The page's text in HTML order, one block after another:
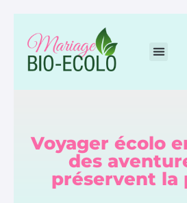
Voyager écolo
des
préservent la